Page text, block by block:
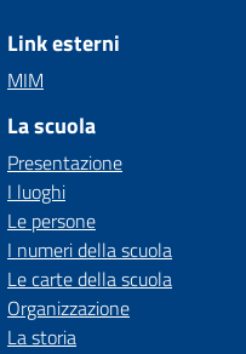
Link esterni
MIM
La scuola
Presentazione
I luoghi
Le persone
I numeri della scuola
Le carte della scuola
Organizzazione
La storia